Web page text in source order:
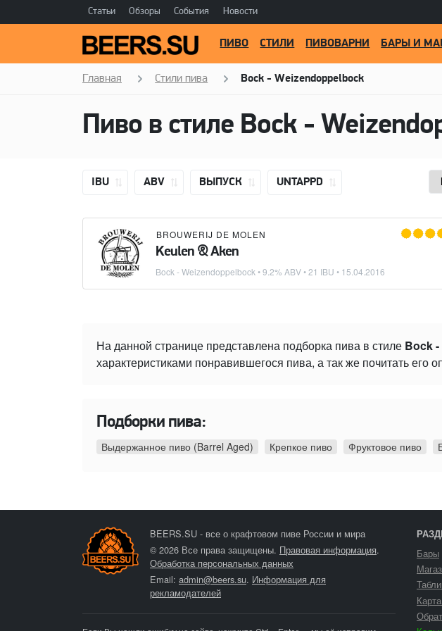
Статьи Обзоры События Новости
ПИВО СТИЛИ ПИВОВАРНИ БАРЫ И
Главная Стили пива Bock - Weizendoppelbock
Пиво в стиле Bock -
IBU ABV ВЫПУСК UNTAPPD
BROUWERIJ DE MOLEN
Keulen & Aken
Bock - Weizendoppelbock • 9.2% ABV • 21 IBU • 15.04.2016
На данной странице представлена подборка пива в стиле Bock
характеристиками понравившегося пива, а так же почитать его
Подборки пива:
Выдержанное пиво (Barrel Aged) Крепкое пиво Фруктовое пиво
BEERS.SU - все о крафтовом пиве России и мира
© 2026 Все права защищены. Правовая информация.
Обработка персональных данных
Email: admin@beers.su. Информация для
рекламодателей
Бары